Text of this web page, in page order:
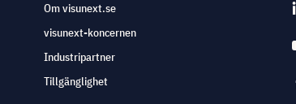
Om visunext.se
visunext-koncernen
Industripartner
Tillgänglighet